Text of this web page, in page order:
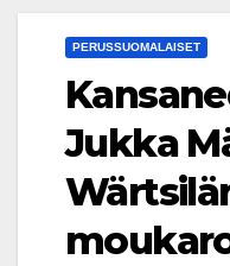
PERUSSUOMALAISET
Jukka